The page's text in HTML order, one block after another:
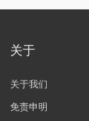
关于
关于我们
免责申明